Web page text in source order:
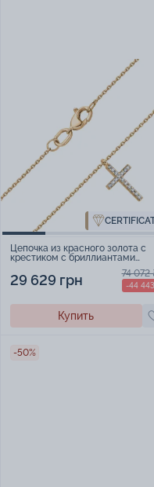
Цепочка из красного золота с
крестиком с бриллиантами
29 629 грн 74 072
-44
Купить
-50%